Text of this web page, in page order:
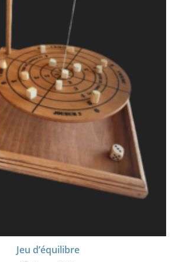
Jeu d’équilibre